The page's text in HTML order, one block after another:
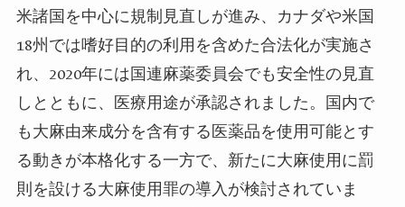
米諸国を中心に規制見直しが進み、カナダや米国
18州では嗜好目的の利用を含めた合法化が実施さ
れ、2020年には国連麻薬委員会でも安全性の見直
しとともに、医療用途が承認されました。国内で
も大麻由来成分を含有する医薬品を使用可能とす
る動きが本格化する一方で、新たに大麻使用に罰
則を設ける大麻使用罪の導入が検討されていま